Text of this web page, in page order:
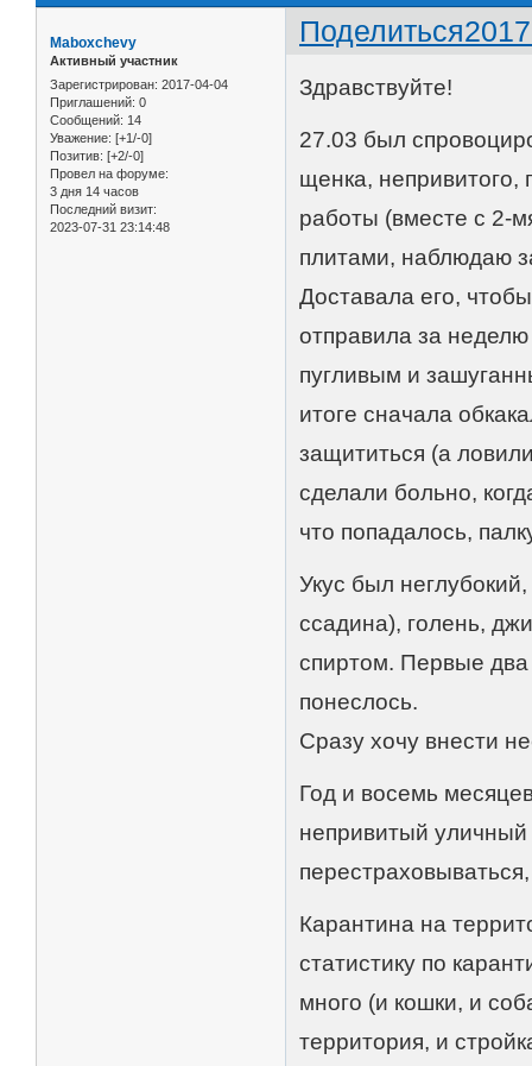
Поделиться
Maboxchevy
Активный участник
Зарегистрирован: 2017-04-04
Приглашений: 0
Сообщений: 14
Уважение: [+1/-0]
Позитив: [+2/-0]
Провел на форуме:
3 дня 14 часов
Последний визит:
2023-07-31 23:14:48
Здравствуйте!
27.03 был
щенка, непривитого,
работы (вместе с 2-
плитами, наблюдаю
Доставала его,
отправила за
пугливым и
итоге сначала
защититься (а
сделали больно,
что попадалось,
Укус был
ссадина), голень,
спиртом. Первые
понеслось.
Сразу хочу внести
Год и восемь
непривитый уличный
Карантина на
статистику по
много (и кошки, и
территория, и